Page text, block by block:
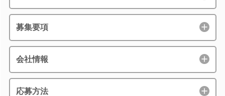
募集要項
会社情報
応募方法